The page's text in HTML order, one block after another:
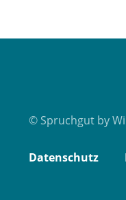
© Spruchgut by
Datenschutz